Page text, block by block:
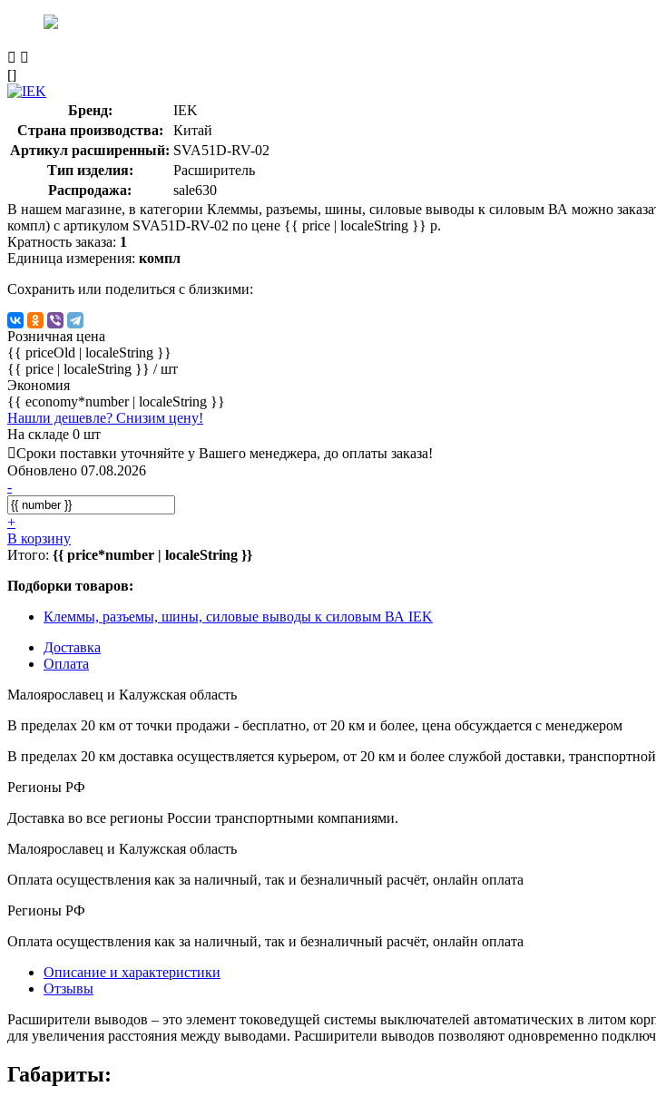
[]
Бренд:
IEK
Страна производства:
Китай
Артикул расширенный: SVA51D-RV-02
Тип изделия:
Расширитель
Распродажа:
sale630
В нашем магазине, в категории Клеммы, разъемы, шины, силовые выводы к силовым ВА можно
компл) с артикулом SVA51D-RV-02 по цене {{ price | localeString }} р.
Кратность заказа: 1
Единица измерения: компл
Сохранить или поделиться с близкими:
Розничная цена
{{ priceOld | localeString }}
{{ price | localeString }} / шт
Экономия
{{ economy*number | localeString }}
Нашли дешевле? Снизим цену!
На складе 0 шт
Сроки поставки уточняйте у Вашего менеджера, до оплаты заказа!
Обновлено 07.08.2026
-
+
В корзину
Итого: {{ price*number | localeString }}
Подборки товаров:
Клеммы, разъемы, шины, силовые выводы к силовым ВА IEK
Доставка
Оплата
Малоярославец и Калужская область
В пределах 20 км от точки продажи - бесплатно, от 20 км и более, цена обсуждается с менеджером
В пределах 20 км доставка осуществляется курьером, от 20 км и более службой доставки,
Регионы РФ
Доставка во все регионы России транспортными компаниями.
Малоярославец и Калужская область
Оплата осуществления как за наличный, так и безналичный расчёт, онлайн оплата
Регионы РФ
Оплата осуществления как за наличный, так и безналичный расчёт, онлайн оплата
Описание и характеристики
Отзывы
Расширители выводов – это элемент токоведущей системы выключателей автоматических в литом
для увеличения расстояния между выводами. Расширители выводов позволяют одновременно
Габариты: